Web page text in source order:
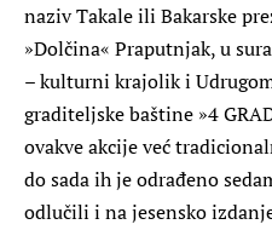
naziv Takale ili Bakarske
»Dolčina« Praputnjak, u
– kulturni krajolik i
graditeljske baštine »4
ovakve akcije već
do sada ih je odrađeno
odlučili i na jesensko